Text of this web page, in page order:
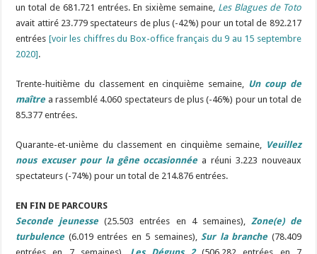
un total de 681.721 entrées. En sixième semaine, Les Blagues de Toto
avait attiré 23.779 spectateurs de plus (-42%) pour un total de 892.217
entrées [voir les chiffres du Box-office français du 9 au 15 septembre
2020].
Trente-huitième du classement en cinquième semaine, Un coup de
maître a rassemblé 4.060 spectateurs de plus (-46%) pour un total de
85.377 entrées.
Quarante-et-unième du classement en cinquième semaine,
Veuillez
nous excuser pour la gêne occasionnée a réuni 3.223 nouveaux
spectateurs (-74%) pour un total de 214.876 entrées.
EN FIN DE PARCOURS
Seconde jeunesse (25.503 entrées en 4 semaines), Zone(e) de
turbulence (6.019 entrées en 5 semaines), Sur la branche (78.409